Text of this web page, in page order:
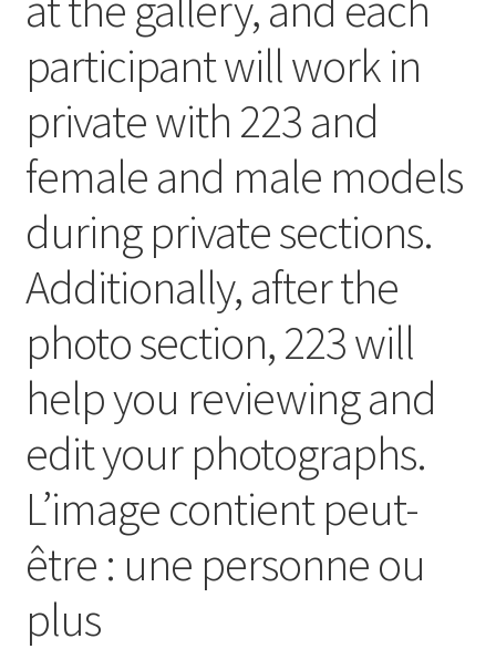
participant will work in
private with 223 and
female and male models
during private sections.
Additionally, after the
photo section, 223 will
help you reviewing and
edit your photographs.
L’image contient peut-
être : une personne ou
plus